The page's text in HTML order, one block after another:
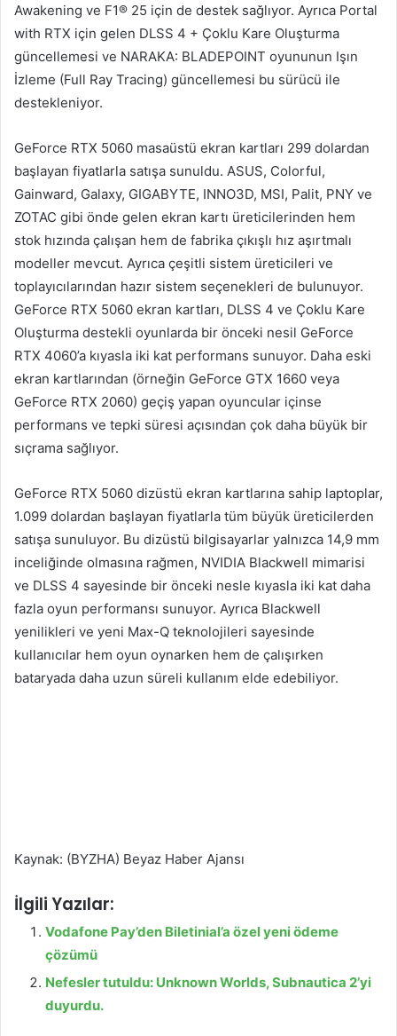
Awakening ve F1® 25 için de destek sağlıyor. Ayrıca Portal
with RTX için gelen DLSS 4 + Çoklu Kare Oluşturma
güncellemesi ve NARAKA: BLADEPOINT oyununun Işın
İzleme (Full Ray Tracing) güncellemesi bu sürücü ile
destekleniyor.
GeForce RTX 5060 masaüstü ekran kartları 299 dolardan
başlayan fiyatlarla satışa sunuldu. ASUS, Colorful,
Gainward, Galaxy, GIGABYTE, INNO3D, MSI, Palit, PNY ve
ZOTAC gibi önde gelen ekran kartı üreticilerinden hem
stok hızında çalışan hem de fabrika çıkışlı hız aşırtmalı
modeller mevcut. Ayrıca çeşitli sistem üreticileri ve
toplayıcılarından hazır sistem seçenekleri de bulunuyor.
GeForce RTX 5060 ekran kartları, DLSS 4 ve Çoklu Kare
Oluşturma destekli oyunlarda bir önceki nesil GeForce
RTX 4060’a kıyasla iki kat performans sunuyor. Daha eski
ekran kartlarından (örneğin GeForce GTX 1660 veya
GeForce RTX 2060) geçiş yapan oyuncular içinse
performans ve tepki süresi açısından çok daha büyük bir
sıçrama sağlıyor.
GeForce RTX 5060 dizüstü ekran kartlarına sahip laptoplar,
1.099 dolardan başlayan fiyatlarla tüm büyük üreticilerden
satışa sunuluyor. Bu dizüstü bilgisayarlar yalnızca 14,9 mm
inceliğinde olmasına rağmen, NVIDIA Blackwell mimarisi
ve DLSS 4 sayesinde bir önceki nesle kıyasla iki kat daha
fazla oyun performansı sunuyor. Ayrıca Blackwell
yenilikleri ve yeni Max-Q teknolojileri sayesinde
kullanıcılar hem oyun oynarken hem de çalışırken
bataryada daha uzun süreli kullanım elde edebiliyor.
Kaynak: (BYZHA) Beyaz Haber Ajansı
İlgili Yazılar:
Vodafone Pay’den Biletinial’a özel yeni ödeme
çözümü
Nefesler tutuldu: Unknown Worlds, Subnautica 2’yi
duyurdu.